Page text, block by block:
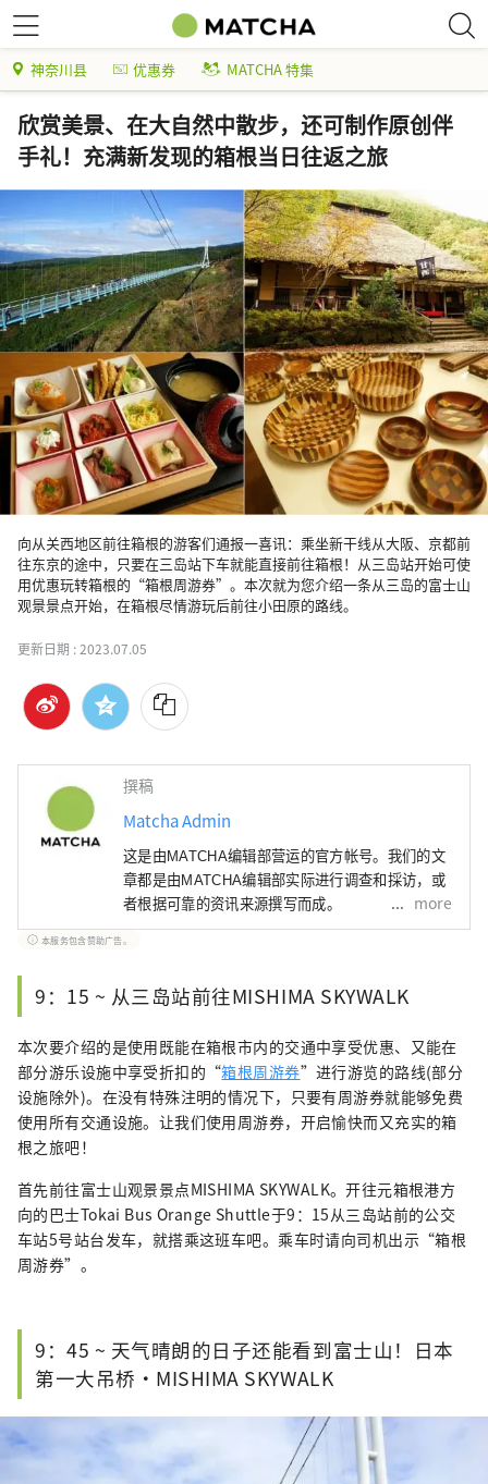
神奈川县 优惠券 MATCHA 特集
欣赏美景、在大自然中散步，还可制作原创伴
手礼！充满新发现的箱根当日往返之旅
向从关西地区前往箱根的游客们通报一喜讯：乘坐新干线从大阪、京都前
往东京的途中，只要在三岛站下车就能直接前往箱根！从三岛站开始可使
用优惠玩转箱根的“箱根周游券”。本次就为您介绍一条从三岛的富士山
观景景点开始，在箱根尽情游玩后前往小田原的路线。
更新日期 :2023.07.05
撰稿
Matcha Admin
这是由MATCHA编辑部营运的官方帐号。我们的文
章都是由MATCHA编辑部实际进行调查和採访，或
者根据可靠的资讯来源撰写而成。
more
本服务包含赞助广告。
9：15 ~ 从三岛站前往MISHIMA SKYWALK
本次要介绍的是使用既能在箱根市内的交通中享受优惠、又能在
部分游乐设施中享受折扣的“箱根周游券”进行游览的路线(部分
设施除外)。在没有特殊注明的情况下，只要有周游券就能够免费
使用所有交通设施。让我们使用周游券，开启愉快而又充实的箱
根之旅吧！
首先前往富士山观景景点MISHIMA SKYWALK。开往元箱根港方
向的巴士Tokai Bus Orange Shuttle于9：15从三岛站前的公交
车站5号站台发车，就搭乘这班车吧。乘车时请向司机出示“箱根
周游券”。
9：45 ~ 天气晴朗的日子还能看到富士山！日本
第一大吊桥·MISHIMA SKYWALK